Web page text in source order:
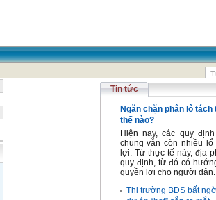
Tin tức
Ngăn chặn phân lô
thế nào?
Hiện nay, các quy
chung vẫn còn nhiều
lợi. Từ thực tế này, địa
quy định, từ đó có
quyền lợi cho người dân.
Thị trường BĐS bất